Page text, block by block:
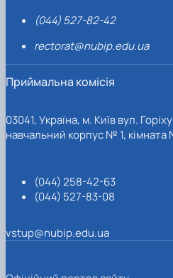
(044) 527-82-42
rectorat@nubip.edu.ua
Приймальна комісія
03041, Україна, м. Київ вул.
навчальний корпус № 1, кімната
(044) 258-42-63
(044) 527-83-08
vstup@nubip.edu.ua